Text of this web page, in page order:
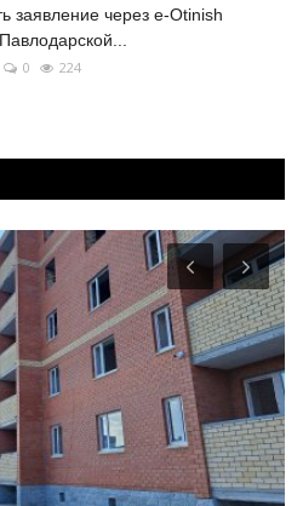
заявление через e-Otinish
0 224